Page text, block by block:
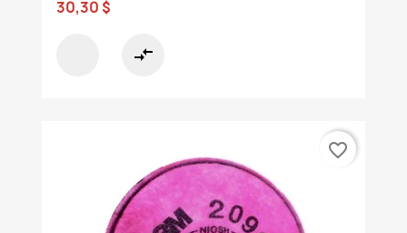
30,30 $
compare_arrows
favorite_border